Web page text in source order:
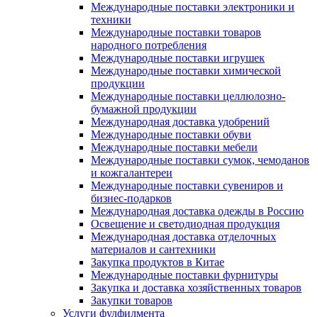
Международные поставки электроники и
техники
Международные поставки товаров
народного потребления
Международные поставки игрушек
Международные поставки химической
продукции
Международные поставки целлюлозно-
бумажной продукции
Международная доставка удобрений
Международные поставки обуви
Международные поставки мебели
Международные поставки сумок, чемоданов
и кожгалантереи
Международные поставки сувениров и
бизнес-подарков
Международная доставка одежды в Россию
Освещение и светодиодная продукция
Международная доставка отделочных
материалов и сантехники
Закупка продуктов в Китае
Международные поставки фурнитуры
Закупка и доставка хозяйственных товаров
Закупки товаров
Услуги фулфилмента